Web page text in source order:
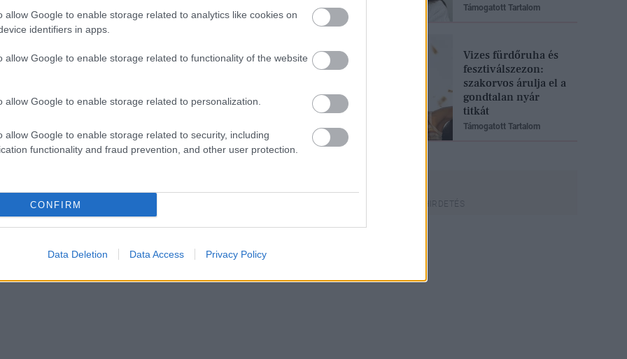
allow Google to enable storage related to analytics like cookies on
identifiers in apps.
allow Google to enable storage related to functionality of the website
allow Google to enable storage related to personalization.
allow Google to enable storage related to security, including
functionality and fraud prevention, and other user protection.
CONFIRM
Data Deletion Data Access Privacy Policy
megtaláld a glamour.hu
Támogatott Tartalom
Vizes fürdőruha és
fesztiválszezon:
szakorvos árulja el a
gondtalan nyár
titkát
Támogatott Tartalom